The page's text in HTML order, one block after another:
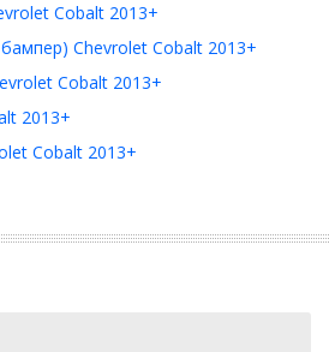
Cobalt 2013+
Chevrolet Cobalt 2013+
Cobalt 2013+
2013+
Cobalt 2013+